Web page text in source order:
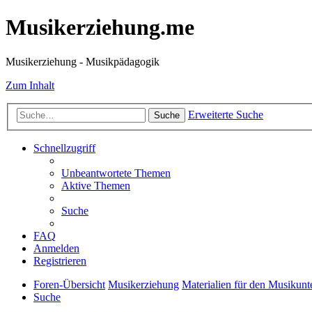
Musikerziehung.me
Musikerziehung - Musikpädagogik
Zum Inhalt
Suche Erweiterte Suche
Schnellzugriff
Unbeantwortete Themen
Aktive Themen
Suche
FAQ
Anmelden
Registrieren
Foren-Übersicht Musikerziehung Materialien für den
Suche